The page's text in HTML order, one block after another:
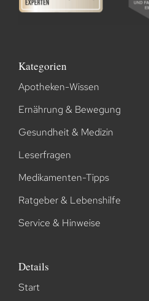
Kategorien
Apotheken-Wissen
Ernährung & Bewegung
Gesundheit & Medizin
Leserfragen
Medikamenten-Tipps
Ratgeber & Lebenshilfe
Service & Hinweise
Details
Start